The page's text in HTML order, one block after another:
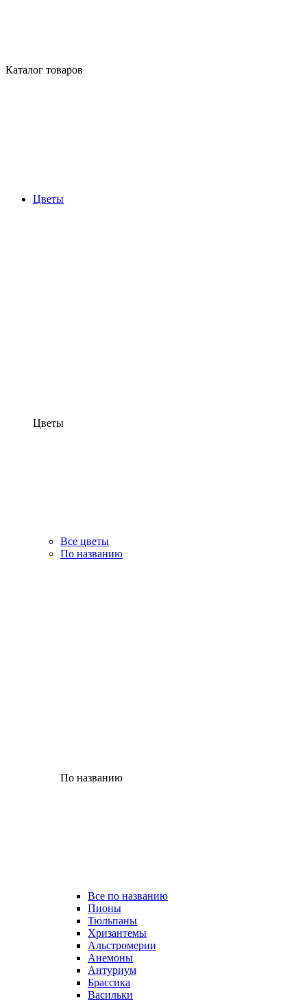
Каталог товаров
Цветы
Цветы
Все цветы
По названию
По названию
Все по названию
Пионы
Тюльпаны
Хризантемы
Альстромерии
Анемоны
Антуриум
Брассика
Васильки